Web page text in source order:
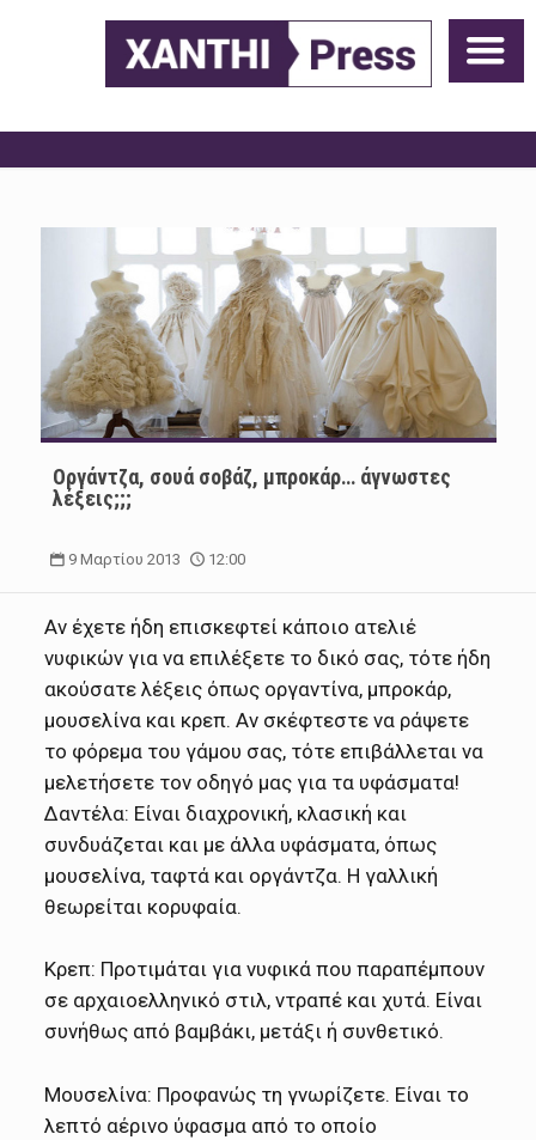
Οργάντζα, σουά σοβάζ, μπροκάρ… άγνωστες
λέξεις;;;
9 Μαρτίου 2013 12:00
Αν έχετε ήδη επισκεφτεί κάποιο ατελιέ
νυφικών για να επιλέξετε το δικό σας, τότε ήδη
ακούσατε λέξεις όπως οργαντίνα, μπροκάρ,
μουσελίνα και κρεπ. Αν σκέφτεστε να ράψετε
το φόρεμα του γάμου σας, τότε επιβάλλεται να
μελετήσετε τον οδηγό μας για τα υφάσματα!
Δαντέλα: Είναι διαχρονική, κλασική και
συνδυάζεται και με άλλα υφάσματα, όπως
μουσελίνα, ταφτά και οργάντζα. Η γαλλική
θεωρείται κορυφαία.
Κρεπ: Προτιμάται για νυφικά που παραπέμπουν
σε αρχαιοελληνικό στιλ, ντραπέ και χυτά. Είναι
συνήθως από βαμβάκι, μετάξι ή συνθετικό.
Μουσελίνα: Προφανώς τη γνωρίζετε. Είναι το
λεπτό αέρινο ύφασμα από το οποίο